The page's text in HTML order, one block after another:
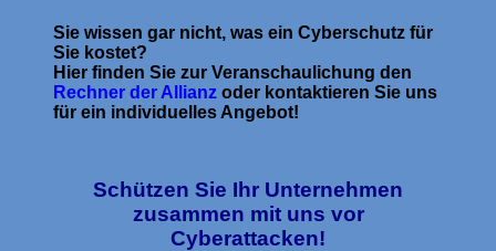
Sie wissen gar nicht, was ein Cyberschutz für
Sie kostet?
Hier finden Sie zur Veranschaulichung den
Rechner der Allianz oder kontaktieren Sie uns
für ein individuelles Angebot!
Schützen Sie Ihr Unternehmen
zusammen mit uns vor
Cyberattacken!